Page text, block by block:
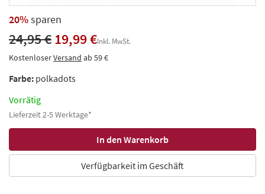
20%sparen
24,95 €19,99 €Inkl. MwSt.
KostenloserVersand ab 59 €
Farbe: polkadots
Vorrätig
Lieferzeit 2-5 Werktage*
Verfügbarkeit im Geschäft